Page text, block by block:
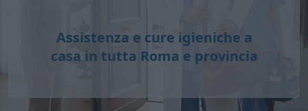
Assistenza e cure igieniche a
casa in tutta Roma e provincia